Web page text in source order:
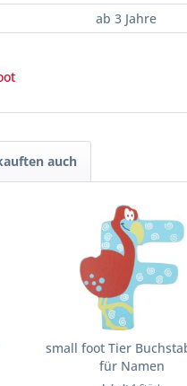
ab 3 Jahre
auch
small foot Tier
für Namen